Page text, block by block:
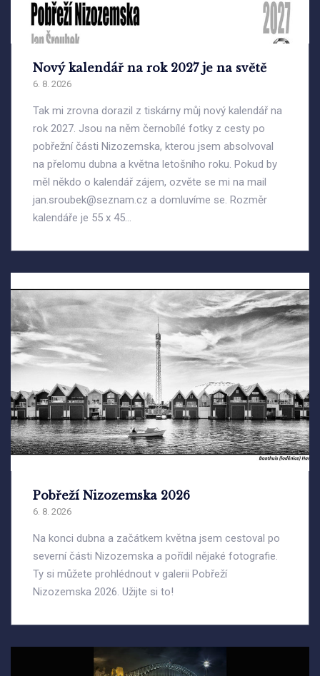
Nový kalendář na rok 2027 je na světě
6. 8. 2026
Tak mi zrovna dorazil z tiskárny můj nový kalendář na
rok 2027. Jsou na něm černobílé fotky z cesty po
pobřežní části Nizozemska, kterou jsem absolvoval
na přelomu dubna a května letošního roku. Pokud by
měl někdo o kalendář zájem, ozvěte se mi na mail
jan.sroubek@seznam.cz a domluvíme se. Rozměr
kalendáře je 55 x 45...
Pobřeží Nizozemska 2026
6. 8. 2026
Na konci dubna a začátkem května jsem cestoval po
severní části Nizozemska a pořídil nějaké fotografie.
Ty si můžete prohlédnout v galerii Pobřeží
Nizozemska 2026. Užijte si to!